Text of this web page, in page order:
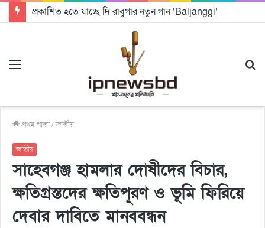
প্রকাশিত হতে যাচ্ছে দি রাবুগার নতুন গান ‘Baljanggi’
প্রথম পাতা/জাতীয়
জাতীয়
সাহেবগঞ্জ হামলার দোষীদের বিচার,
ক্ষতিগ্রস্তদের ক্ষতিপূরণ ও ভূমি ফিরিয়ে
দেবার দাবিতে মানববন্ধন